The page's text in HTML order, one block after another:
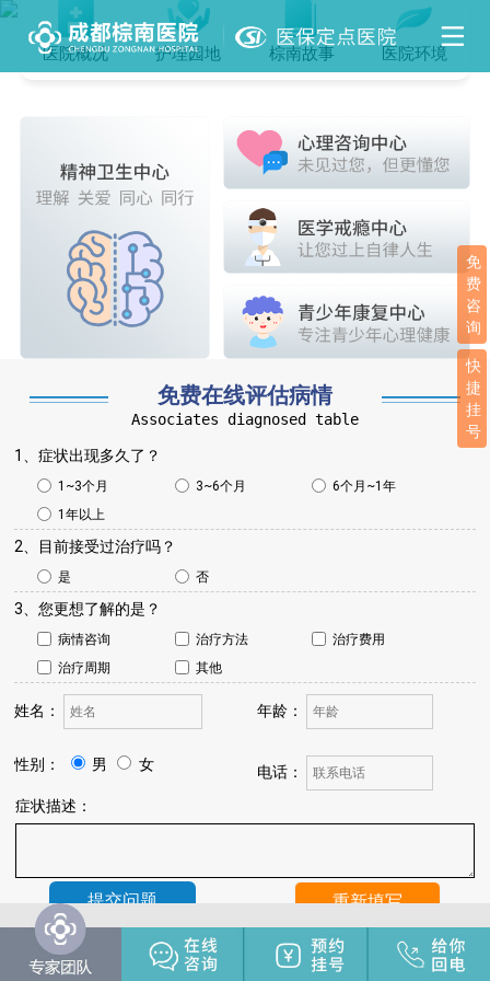
医院概况 护理园地 棕南故事 医院环境
免费在线评估病情
Associates diagnosed table
1、症状出现多久了？
1~3个月 3~6个月
6个月~1年
1年以上
2、目前接受过治疗吗？
是 否
3、您更想了解的是？
病情咨询 治疗方法
治疗费用
治疗周期
其他
姓名： 年龄：
性别： 男 女
电话：
症状描述：
温馨提示：
我院将于24小时内与您联系，请保持手机畅通，注
意来电。
免
费
咨
询
快
捷
挂
号